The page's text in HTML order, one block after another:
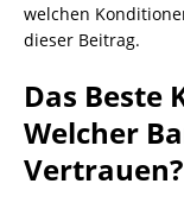
welchen
dieser Beitrag.
Das Beste
Welcher
Vertrauen?